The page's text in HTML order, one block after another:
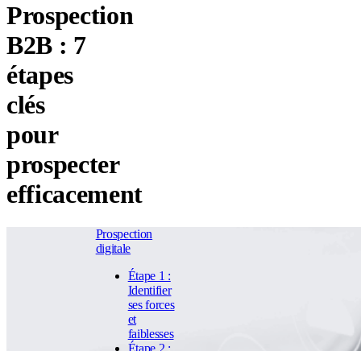
Prospection
B2B : 7
étapes
clés
pour
prospecter
efficacement
Prospection
digitale
Étape 1 :
Identifier
ses forces
et
faiblesses
Étape 2 :